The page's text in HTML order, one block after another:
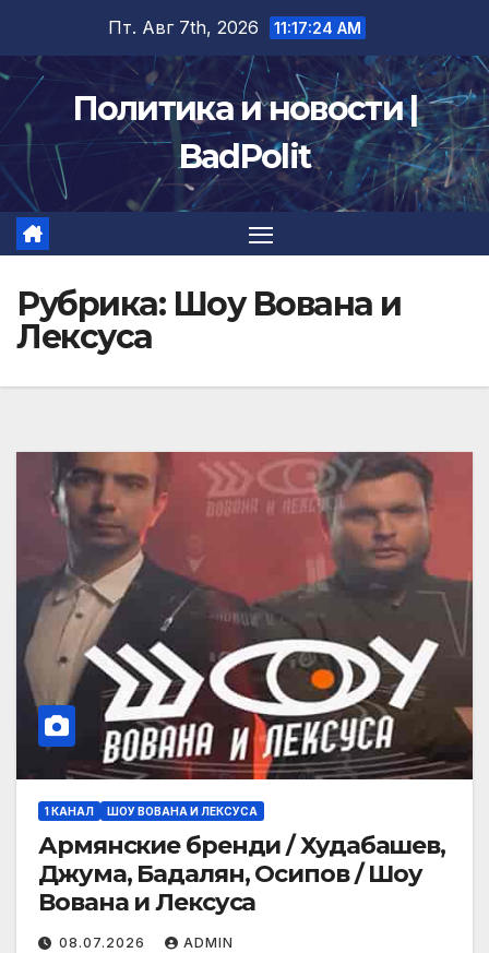
содержимому
Пт. Авг 7th, 2026 11:17:26 AM
Политика и новости |
BadPolit
Рубрика: Шоу Вована и
Лексуса
1 КАНАЛ ШОУ ВОВАНА И ЛЕКСУСА
Армянские бренди / Худабашев,
Джума, Бадалян, Осипов / Шоу
Вована и Лексуса
08.07.2026 ADMIN